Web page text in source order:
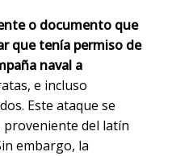
o documento que
que tenía permiso de
naval a
e incluso
Este ataque se
proveniente del latín
embargo, la